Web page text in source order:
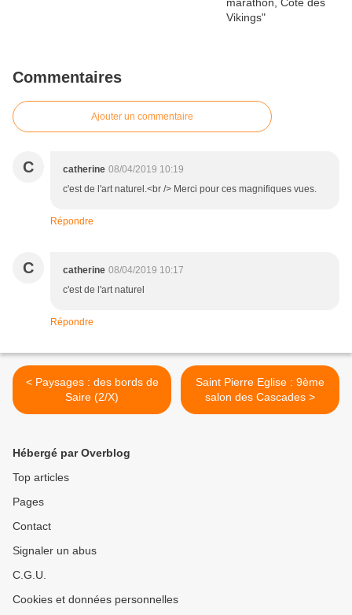
Commentaires
Ajouter un commentaire
C catherine 08/04/2019 10:19
c'est de l'art naturel.<br /> Merci pour ces magnifiques vues.
Répondre
C catherine 08/04/2019 10:17
c'est de l'art naturel
Répondre
< Paysages : des bords de
Saire (2/X)
Saint Pierre Eglise : 9ème
salon des Cascades >
Hébergé par Overblog
Top articles
Pages
Contact
Signaler un abus
C.G.U.
Cookies et données personnelles